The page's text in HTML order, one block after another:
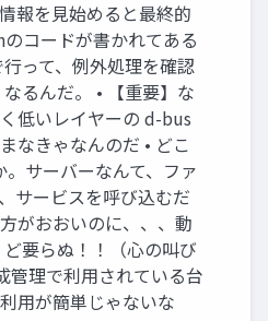
報を見始めると最終的
コードが書かれてある
って、例外処理を確認
るんだ。 • 【重要】な
低いレイヤーの d-bus
なきゃなんのだ • どこ
。サーバーなんて、ファ
サービスを呼び込むだ
がおおいのに、、、動
要らぬ！！（心の叫び
管理で利用されている台
用が簡単じゃないな